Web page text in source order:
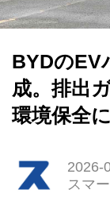
BYDのEV
成。排出
環境保全
2026-
スマ